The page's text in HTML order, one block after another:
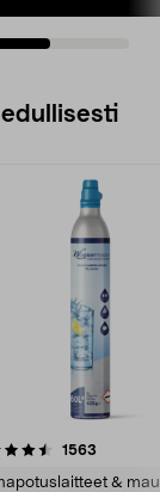
1563
&
4.5viidestä